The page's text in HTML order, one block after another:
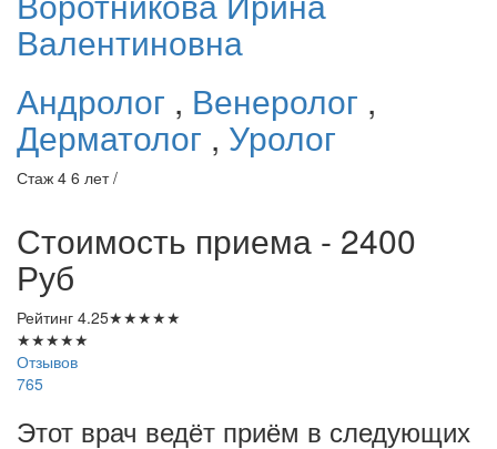
Валентиновна
Андролог , Венеролог ,
Дерматолог , Уролог
Стаж 4 6 лет /
Стоимость приема - 2400
Руб
Рейтинг 4.25★★★★★
★★★★★
Отзывов
765
Этот врач ведёт приём в следующих